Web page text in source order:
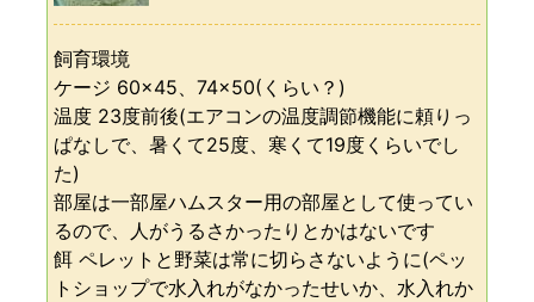
飼育環境
ケージ 60×45、74×50(くらい？)
温度 23度前後(エアコンの温度調節機能に頼りっ
ぱなしで、暑くて25度、寒くて19度くらいでし
た)
部屋は一部屋ハムスター用の部屋として使ってい
るので、人がうるさかったりとかはないです
餌 ペレットと野菜は常に切らさないように(ペッ
トショップで水入れがなかったせいか、水入れか